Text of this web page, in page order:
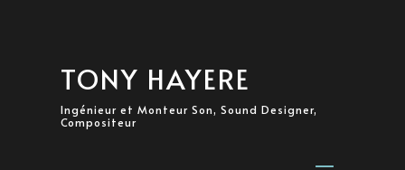
TONY HAYERE
Ingénieur et Monteur Son, Sound Designer,
Compositeur